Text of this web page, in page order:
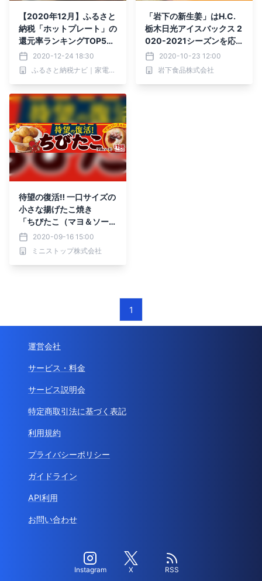
【2020年12月】ふるさと
納税「ホットプレート」の
還元率ランキングTOP5を
発表！2020-12-24 18:30
ふるさと納税ナビ｜家電情報に強いふるさと納税メディア
「岩下の新生姜」はH.C.
栃木日光アイスバックス 2
020-2021シーズンを応
援しています
2020-10-23 12:00
岩下食品株式会社
待望の復活‼ 一口サイズの
小さな揚げたこ焼き
「ちびたこ（マヨ＆ソー
ス）」 ９／１８（金）発
売
2020-09-16 15:00
ミニストップ株式会社
1
運営会社
サービス・料金
サービス説明会
特定商取引法に基づく表記
利用規約
プライバシーポリシー
ガイドライン
API利用
お問い合わせ
Instagram X RSS